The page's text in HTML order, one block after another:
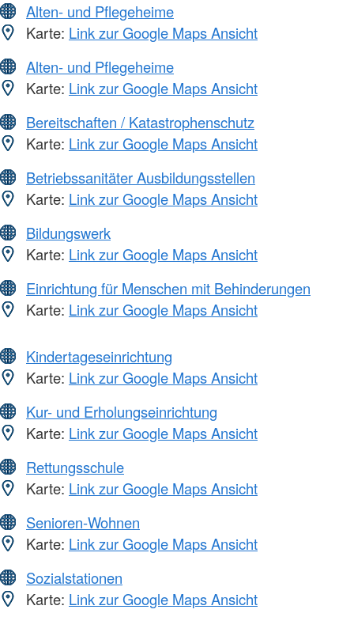
Alten- und Pflegeheime
Karte: Link zur Google Maps Ansicht
Alten- und Pflegeheime
Karte: Link zur Google Maps Ansicht
Bereitschaften / Katastrophenschutz
Karte: Link zur Google Maps Ansicht
Betriebssanitäter Ausbildungsstellen
Karte: Link zur Google Maps Ansicht
Bildungswerk
Karte: Link zur Google Maps Ansicht
Einrichtung für Menschen mit Behinderungen
Karte: Link zur Google Maps Ansicht
Kindertageseinrichtung
Karte: Link zur Google Maps Ansicht
Kur- und Erholungseinrichtung
Karte: Link zur Google Maps Ansicht
Rettungsschule
Karte: Link zur Google Maps Ansicht
Senioren-Wohnen
Karte: Link zur Google Maps Ansicht
Sozialstationen
Karte: Link zur Google Maps Ansicht